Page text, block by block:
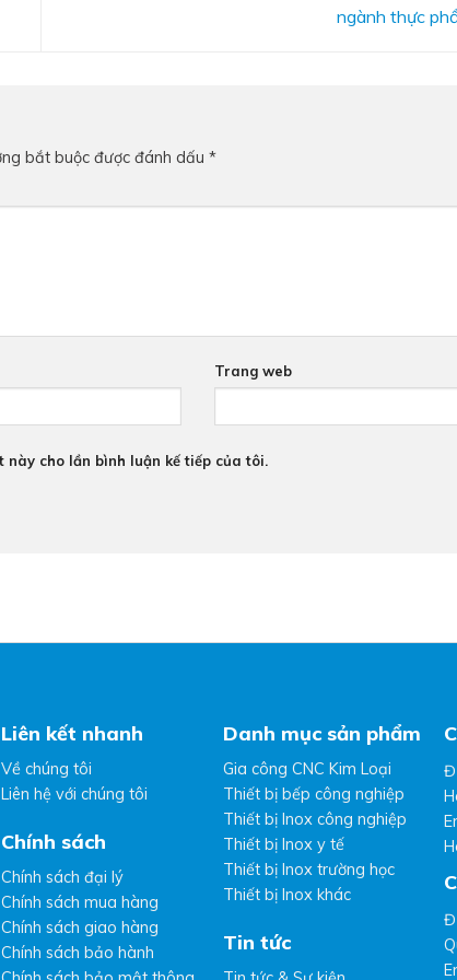
ngành thực
bắt buộc được đánh dấu *
Trang web
cho lần bình luận kế tiếp của tôi.
Liên kết nhanh
Về chúng tôi
Liên hệ với chúng tôi
Chính sách
Chính sách đại lý
Chính sách mua hàng
Chính sách giao hàng
Chính sách bảo hành
Danh mục sản phẩm
Gia công CNC Kim Loại
Thiết bị bếp công nghiệp
Thiết bị Inox công nghiệp
Thiết bị Inox y tế
Thiết bị Inox trường học
Thiết bị Inox khác
Tin tức